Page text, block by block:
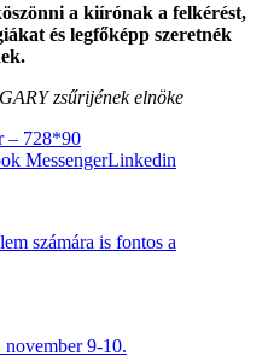
a kiírónak a felkérést,
és legfőképp szeretnék
zsűrijének elnöke
MessengerLinkedin
számára is fontos a
9-10.